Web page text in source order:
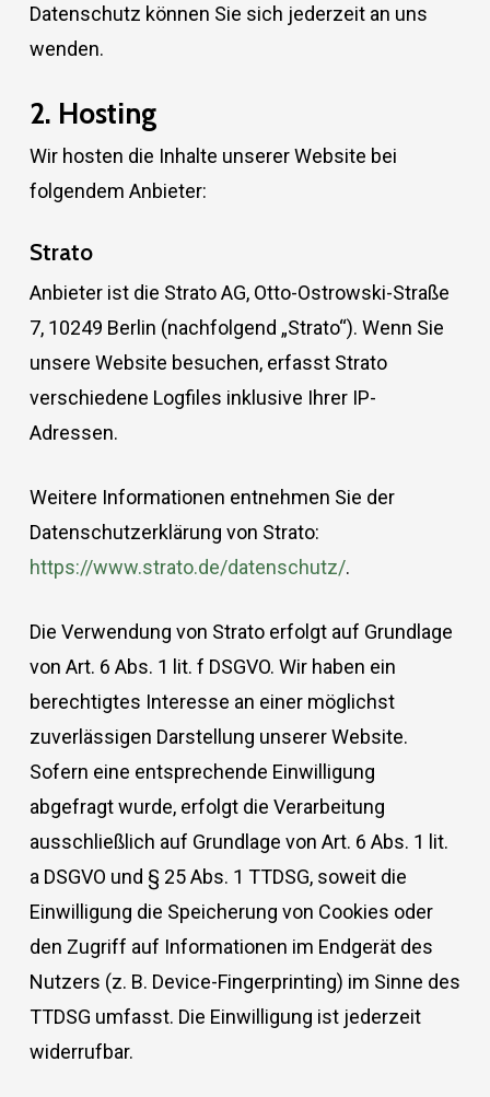
Datenschutz können Sie sich jederzeit an uns
wenden.
2. Hosting
Wir hosten die Inhalte unserer Website bei
folgendem Anbieter:
Strato
Anbieter ist die Strato AG, Otto-Ostrowski-Straße
7, 10249 Berlin (nachfolgend „Strato“). Wenn Sie
unsere Website besuchen, erfasst Strato
verschiedene Logfiles inklusive Ihrer IP-
Adressen.
Weitere Informationen entnehmen Sie der
Datenschutzerklärung von Strato:
https://www.strato.de/datenschutz/.
Die Verwendung von Strato erfolgt auf Grundlage
von Art. 6 Abs. 1 lit. f DSGVO. Wir haben ein
berechtigtes Interesse an einer möglichst
zuverlässigen Darstellung unserer Website.
Sofern eine entsprechende Einwilligung
abgefragt wurde, erfolgt die Verarbeitung
ausschließlich auf Grundlage von Art. 6 Abs. 1 lit.
a DSGVO und § 25 Abs. 1 TTDSG, soweit die
Einwilligung die Speicherung von Cookies oder
den Zugriff auf Informationen im Endgerät des
Nutzers (z. B. Device-Fingerprinting) im Sinne des
TTDSG umfasst. Die Einwilligung ist jederzeit
widerrufbar.